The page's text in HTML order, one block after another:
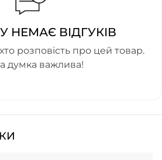
НЕМАЄ ВІДГУКІВ
розповість про цей товар.
думка важлива!